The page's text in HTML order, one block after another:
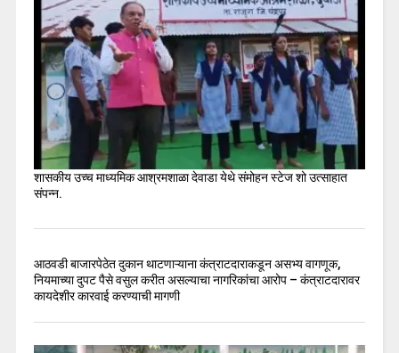
शासकीय उच्च माध्यमिक आश्रमशाळा देवाडा येथे संमोहन स्टेज शो उत्साहात
संपन्न.
आठवडी बाजारपेठेत दुकान थाटणाऱ्याना कंत्राटदाराकडून असभ्य वागणूक,
नियमाच्या दुपट पैसे वसुल करीत असल्याचा नागरिकांचा आरोप – कंत्राटदारावर
कायदेशीर कारवाई करण्याची मागणी